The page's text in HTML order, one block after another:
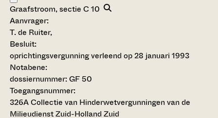
Graafstroom, sectie C 10
Aanvrager:
T. de Ruiter,
Besluit:
oprichtingsvergunning verleend op 28 januari 1993
Notabene:
dossiernummer: GF 50
Toegangsnummer:
326A Collectie van Hinderwetvergunningen van de
Milieudienst Zuid-Holland Zuid